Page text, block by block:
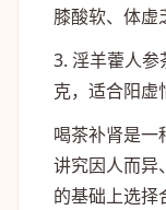
膝酸软、体虚
3. 淫羊藿人
克，适合阳虚
喝茶补肾是一
讲究因人而异
的基础上选择